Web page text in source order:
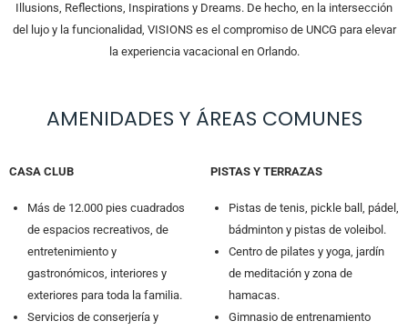
Illusions, Reflections, Inspirations y Dreams. De hecho, en la intersección
del lujo y la funcionalidad, VISIONS es el compromiso de UNCG para elevar
la experiencia vacacional en Orlando.
AMENIDADES Y ÁREAS COMUNES
CASA CLUB
Más de 12.000 pies cuadrados
de espacios recreativos, de
entretenimiento y
gastronómicos, interiores y
exteriores para toda la familia.
Servicios de conserjería y
PISTAS Y TERRAZAS
Pistas de tenis, pickle ball, pádel,
bádminton y pistas de voleibol.
Centro de pilates y yoga, jardín
de meditación y zona de
hamacas.
Gimnasio de entrenamiento